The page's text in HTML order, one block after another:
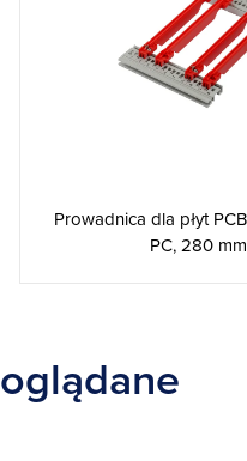
Prowadnica dla płyt
PC, 280
oglądane